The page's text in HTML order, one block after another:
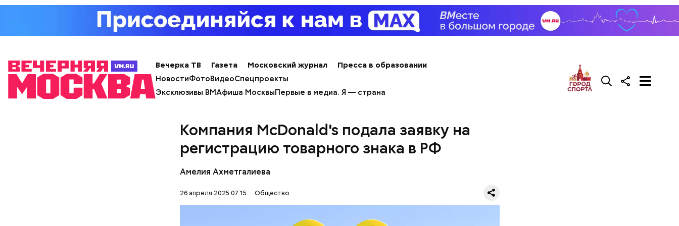
Вечерка ТВ Газета Московский журнал
Пресса в образовании
НовостиФотоВидеоСпецпроекты
Эксклюзивы ВМАфиша МосквыПервые в медиа. Я — страна
Компания McDonald's подала заявку на
регистрацию товарного знака в РФ
Амелия Ахметгалиева
26 апреля 2025 07:15 Общество
Спагетти из кабачков
лишним весом.
Вовсю идет и сезон черешни. «Вечерняя Москва» узнала у врача —
эндокринолога-диетолога Натальи Лазуренко,как правильно есть эту